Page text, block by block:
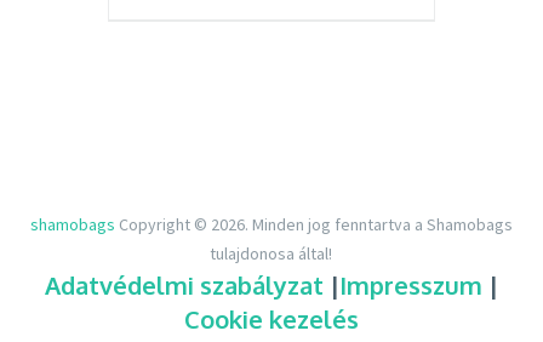
shamobags Copyright © 2026. Minden jog fenntartva a Shamobags
tulajdonosa által!
Adatvédelmi szabályzat |Impresszum |
Cookie kezelés